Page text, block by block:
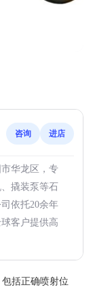
咨询 进店
华龙区，专
撬装泵等石
依托20余年
客户提供高
括正确喷射位